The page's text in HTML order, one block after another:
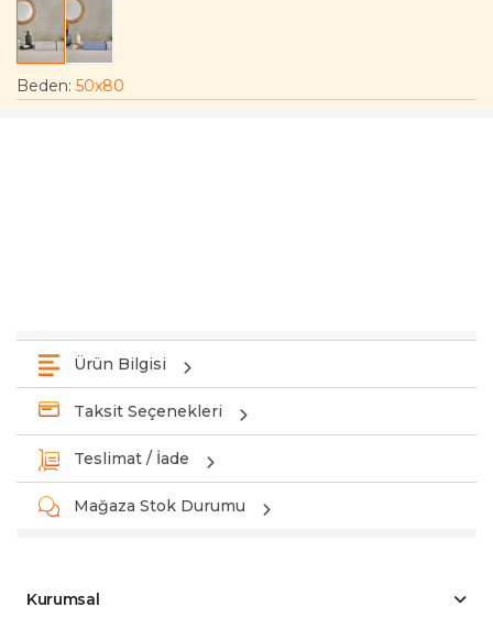
Beden: 50x80
Ürün Bilgisi
Taksit Seçenekleri
Teslimat / İade
Mağaza Stok Durumu
Kurumsal